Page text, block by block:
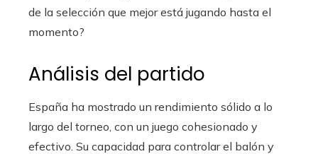
de la selección que mejor está jugando hasta el
momento?
Análisis del partido
España ha mostrado un rendimiento sólido a lo
largo del torneo, con un juego cohesionado y
efectivo. Su capacidad para controlar el balón y